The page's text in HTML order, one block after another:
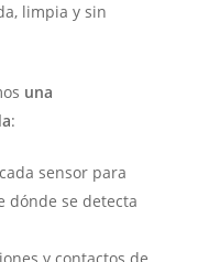
limpia y sin
una
:
sensor para
dónde se detecta